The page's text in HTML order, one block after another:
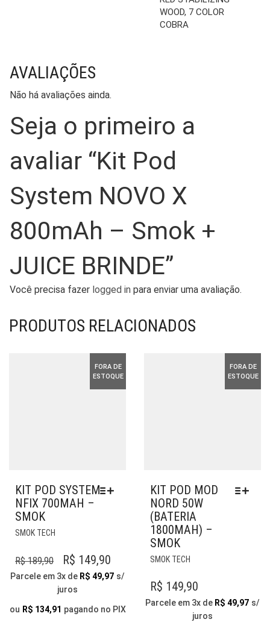
WOOD, 7 COLOR
COBRA
AVALIAÇÕES
Não há avaliações ainda.
Seja o primeiro a
avaliar “Kit Pod
System NOVO X
800mAh – Smok +
JUICE BRINDE”
Você precisa fazer logged in para enviar uma avaliação.
PRODUTOS RELACIONADOS
FORA DE
ESTOQUE
KIT POD SYSTEM
NFIX 700MAH –
SMOK
SMOK TECH
TEM
VÁRIAS
VARIANTES.
AS
OPÇÕES
R$189,90
O
PREÇO
ORIGINAL
ERA:
R$ 149,90
PREÇO
É:
Parcele em 3x de R$ 49,97 s/
juros
ou R$ 134,91 pagando no PIX
FORA DE
ESTOQUE
KIT POD MOD
NORD 50W
(BATERIA
1800MAH) –
SMOK
SMOK TECH
TEM
VARIANTES.
AS
R$ 149,90
Parcele em 3x de R$ 49,97 s/
juros